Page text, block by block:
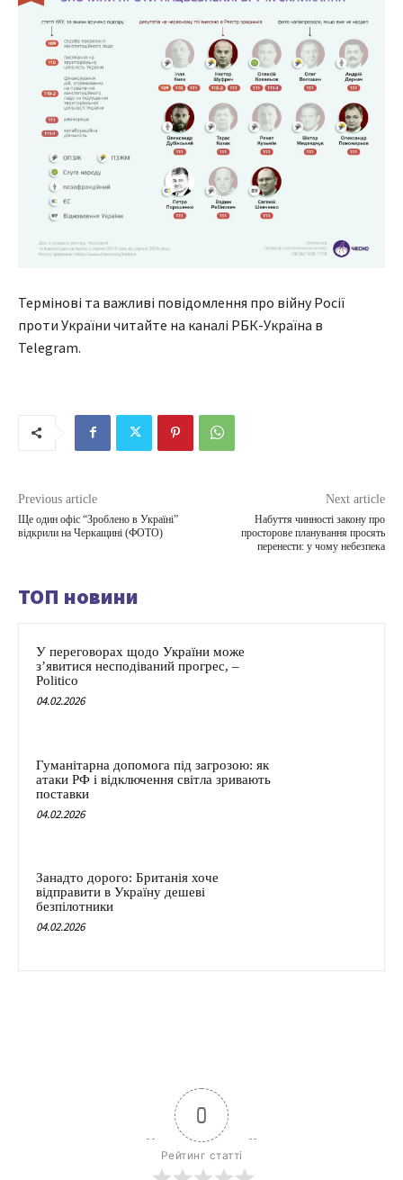
Термінові та важливі повідомлення про війну Росії
проти України читайте на каналі РБК-Україна в
Telegram.
Previous article
Ще один офіс “Зроблено в Україні”
відкрили на Черкащині (ФОТО)
Next article
Набуття чинності закону про
просторове планування просять
перенести: у чому небезпека
ТОП новини
У переговорах щодо України може
з’явитися несподіваний прогрес, –
Politico
04.02.2026
Гуманітарна допомога під загрозою: як
атаки РФ і відключення світла зривають
поставки
04.02.2026
Занадто дорого: Британія хоче
відправити в Україну дешеві
безпілотники
04.02.2026
0
Рейтинг статті